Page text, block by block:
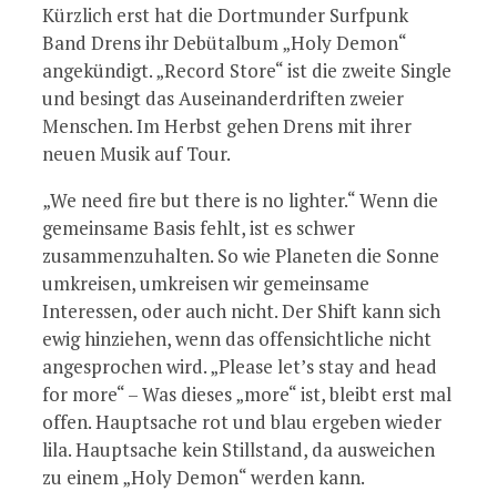
Kürzlich erst hat die Dortmunder Surfpunk
Band Drens ihr Debütalbum „Holy Demon“
angekündigt. „Record Store“ ist die zweite Single
und besingt das Auseinanderdriften zweier
Menschen. Im Herbst gehen Drens mit ihrer
neuen Musik auf Tour.
„We need fire but there is no lighter.“ Wenn die
gemeinsame Basis fehlt, ist es schwer
zusammenzuhalten. So wie Planeten die Sonne
umkreisen, umkreisen wir gemeinsame
Interessen, oder auch nicht. Der Shift kann sich
ewig hinziehen, wenn das offensichtliche nicht
angesprochen wird. „Please let’s stay and head
for more“ – Was dieses „more“ ist, bleibt erst mal
offen. Hauptsache rot und blau ergeben wieder
lila. Hauptsache kein Stillstand, da ausweichen
zu einem „Holy Demon“ werden kann.